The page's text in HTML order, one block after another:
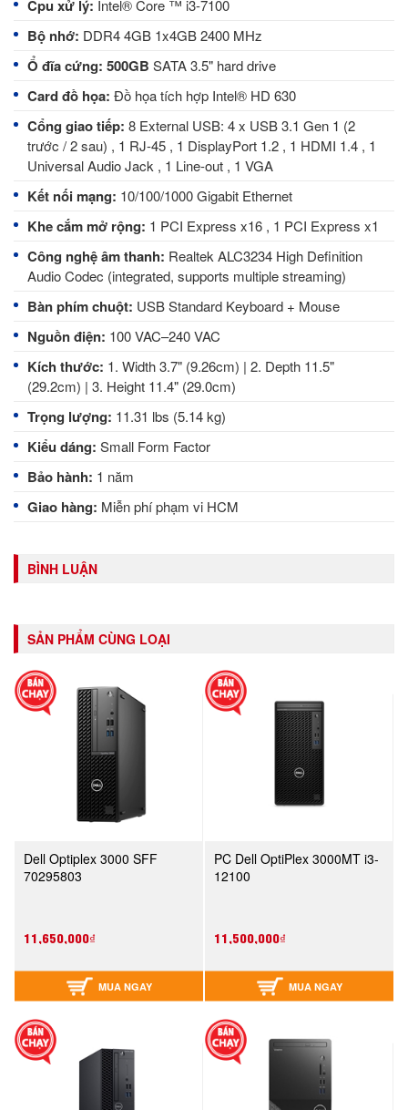
Cpu xử lý: Intel® Core ™ i3-7100
Bộ nhớ: DDR4 4GB 1x4GB 2400 MHz
Ổ đĩa cứng: 500GB SATA 3.5" hard drive
Card đồ họa: Đồ họa tích hợp Intel® HD 630
Cổng giao tiếp: 8 External USB: 4 x USB 3.1 Gen 1 (2
trước / 2 sau) , 1 RJ-45 , 1 DisplayPort 1.2 , 1 HDMI 1.4 , 1
Universal Audio Jack , 1 Line-out , 1 VGA
Kết nối mạng: 10/100/1000 Gigabit Ethernet
Khe cắm mở rộng: 1 PCI Express x16 , 1 PCI Express x1
Công nghệ âm thanh: Realtek ALC3234 High Definition
Audio Codec (integrated, supports multiple streaming)
Bàn phím chuột: USB Standard Keyboard + Mouse
Nguồn điện: 100 VAC–240 VAC
Kích thước: 1. Width 3.7" (9.26cm) | 2. Depth 11.5"
(29.2cm) | 3. Height 11.4" (29.0cm)
Trọng lượng: 11.31 lbs (5.14 kg)
Kiểu dáng: Small Form Factor
Bảo hành: 1 năm
Giao hàng: Miễn phí phạm vi HCM
BÌNH LUẬN
SẢN PHẨM CÙNG LOẠI
Dell Optiplex 3000 SFF
70295803
11,650,000₫
MUA NGAY
PC Dell OptiPlex 3000MT i3-
12100
11,500,000₫
MUA NGAY